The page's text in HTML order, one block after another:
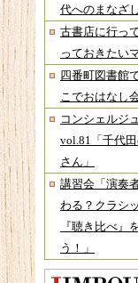
代へのまなざ
古書店に行っ
っておきたい
四番町図書館
こでおはなし
コンシェルジ
vol.81「千代
さん」
講習会「演奏
わる？クラシ
『聴き比べ』
う！」